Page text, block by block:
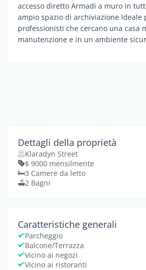
accesso diretto Armadi a muro in
ampio spazio di archiviazione Ideale
professionisti che cercano una casa
manutenzione e in un ambiente
Dettagli della proprietà
Klaradyn Street
$ 9000 mensilmente
3 Camere da letto
2 Bagni
Caratteristiche generali
Parcheggio
Balcone/Terrazza
Vicino ai negozi
Vicino ai ristoranti